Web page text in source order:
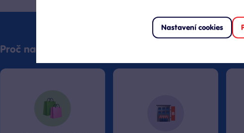
Proč nakupovat v Bambuli?
Nastavení cookies